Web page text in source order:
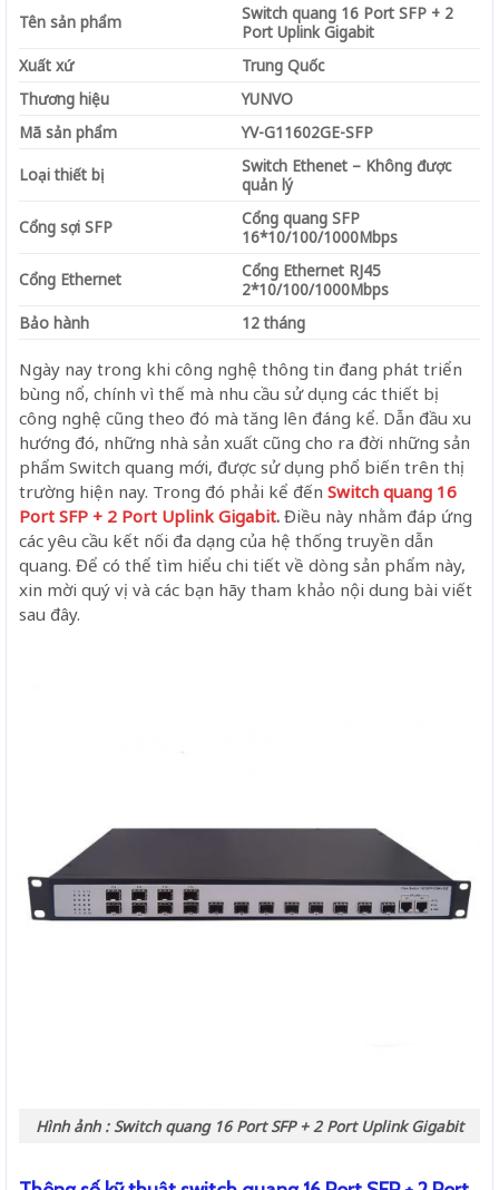
Tên sản phẩm
Switch quang 16 Port SFP + 2
Port Uplink Gigabit
Xuất xứ
Trung Quốc
Thương hiệu
YUNVO
Mã sản phẩm
YV-G11602GE-SFP
Loại thiết bị
Switch Ethenet – Không được
quản lý
Cổng sợi SFP
Cổng quang SFP
16*10/100/1000Mbps
Cổng Ethernet
Cổng Ethernet RJ45
2*10/100/1000Mbps
Bảo hành
12 tháng
Ngày nay trong khi công nghệ thông tin đang phát triển
bùng nổ, chính vì thế mà nhu cầu sử dụng các thiết bị
công nghệ cũng theo đó mà tăng lên đáng kể. Dẫn đầu xu
hướng đó, những nhà sản xuất cũng cho ra đời những sản
phẩm Switch quang mới, được sử dụng phổ biến trên thị
trường hiện nay. Trong đó phải kể đến Switch quang 16
Port SFP + 2 Port Uplink Gigabit. Điều này nhằm đáp ứng
các yêu cầu kết nối đa dạng của hệ thống truyền dẫn
quang. Để có thể tìm hiểu chi tiết về dòng sản phẩm này,
xin mời quý vị và các bạn hãy tham khảo nội dung bài viết
sau đây.
Hình ảnh : Switch quang 16 Port SFP + 2 Port Uplink Gigabit